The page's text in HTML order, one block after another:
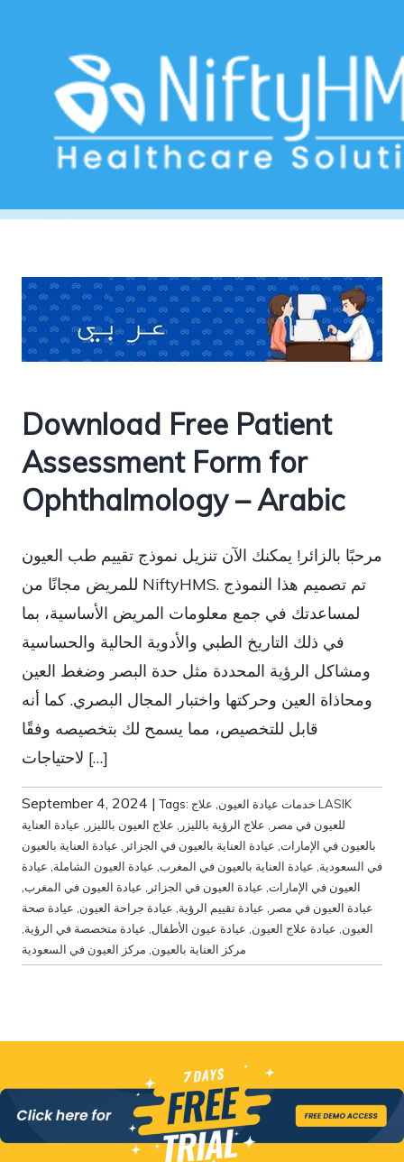
عيادة العناية بالعيون في السعودية
Download Free Patient
Assessment Form for
Ophthalmology – Arabic
مرحبًا بالزائر! يمكنك الآن تنزيل نموذج تقييم طب العيون
للمريض مجانًا من NiftyHMS. تم تصميم هذا النموذج
لمساعدتك في جمع معلومات المريض الأساسية، بما
في ذلك التاريخ الطبي والأدوية الحالية والحساسية
ومشاكل الرؤية المحددة مثل حدة البصر وضغط العين
ومحاذاة العين وحركتها واختبار المجال البصري. كما أنه
قابل للتخصيص، مما يسمح لك بتخصيصه وفقًا
لاحتياجات […]
September 4, 2024 |Tags: خدمات عيادة العيون علاج LASIK
للعيون في مصر
علاج الرؤية بالليزر علاج العيون بالليزر
عيادة العناية
بالعيون في الإمارات عيادة العناية بالعيون في الجزائر
عيادة العناية بالعيون
في السعودية عيادة العناية بالعيون في المغرب عيادة العيون الشاملة عيادة
العيون في الإمارات عيادة العيون في الجزائر عيادة العيون في المغرب
عيادة العيون في مصر
عيادة تقييم الرؤية عيادة جراحة العيون عيادة صحة
العيون عيادة علاج العيون عيادة عيون الأطفال عيادة متخصصة في الرؤية
مركز العناية بالعيون مركز العيون في السعودية